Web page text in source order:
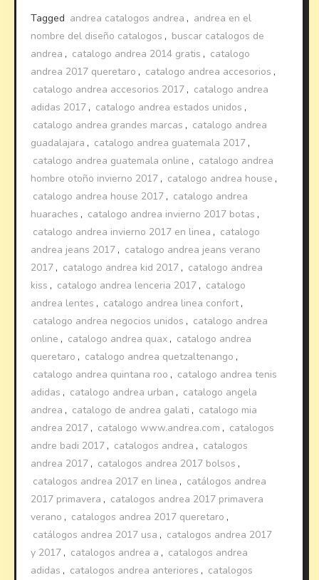
Tagged andrea catalogos andrea , andrea en el
nombre del diseño catalogos , buscar catalogos de
andrea , catalogo andrea 2014 gratis , catalogo
andrea 2017 queretaro , catalogo andrea accesorios ,
catalogo andrea accesorios 2017 , catalogo andrea
adidas 2017 , catalogo andrea estados unidos ,
catalogo andrea grandes marcas , catalogo andrea
guadalajara , catalogo andrea guatemala 2017 ,
catalogo andrea guatemala online , catalogo andrea
hombre otoño invierno 2017 , catalogo andrea house ,
catalogo andrea house 2017 , catalogo andrea
huaraches , catalogo andrea invierno 2017 botas ,
catalogo andrea invierno 2017 en linea , catalogo
andrea jeans 2017 , catalogo andrea jeans verano
2017 , catalogo andrea kid 2017 , catalogo andrea
kiss , catalogo andrea lenceria 2017 , catalogo
andrea lentes , catalogo andrea linea confort,
catalogo andrea negocios unidos , catalogo andrea
online , catalogo andrea quax , catalogo andrea
queretaro , catalogo andrea quetzaltenango ,
catalogo andrea quintana roo , catalogo andrea tenis
adidas , catalogo andrea urban , catalogo angela
andrea , catalogo de andrea galati , catalogo mia
andrea 2017 , catalogo www.andrea.com , catalogos
andre badi 2017 , catalogos andrea , catalogos
andrea 2017 , catalogos andrea 2017 bolsos ,
catalogos andrea 2017 en linea , catálogos andrea
2017 primavera , catalogos andrea 2017 primavera
verano , catalogos andrea 2017 queretaro ,
catálogos andrea 2017 usa , catalogos andrea 2017
y 2017 , catalogos andrea a , catalogos andrea
adidas , catalogos andrea anteriores , catalogos